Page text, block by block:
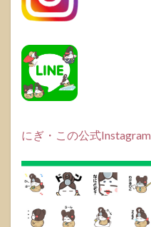
にぎ・この公式Instagram